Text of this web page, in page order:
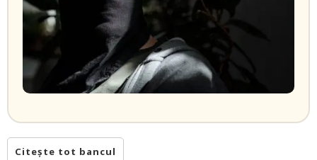
Citește tot bancul